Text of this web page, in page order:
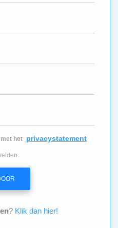
het privacystatement
? Klik dan hier!